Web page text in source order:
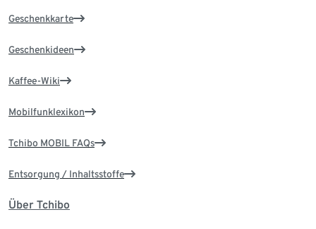
Geschenkkarte
Geschenkideen
Kaffee-Wiki
Mobilfunklexikon
Tchibo MOBIL FAQs
Entsorgung / Inhaltsstoffe
Über Tchibo